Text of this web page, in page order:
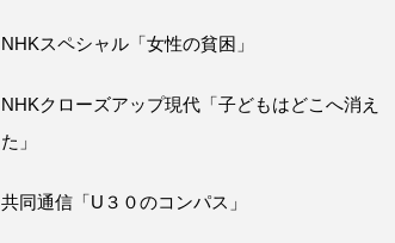
NHKスペシャル「女性の貧困」
NHKクローズアップ現代「子どもはどこへ消え
た」
共同通信「U３０のコンパス」